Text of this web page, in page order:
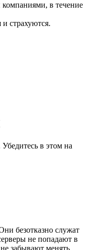
в течение
страхуются.
в этом на
безотказно служат
не попадают в